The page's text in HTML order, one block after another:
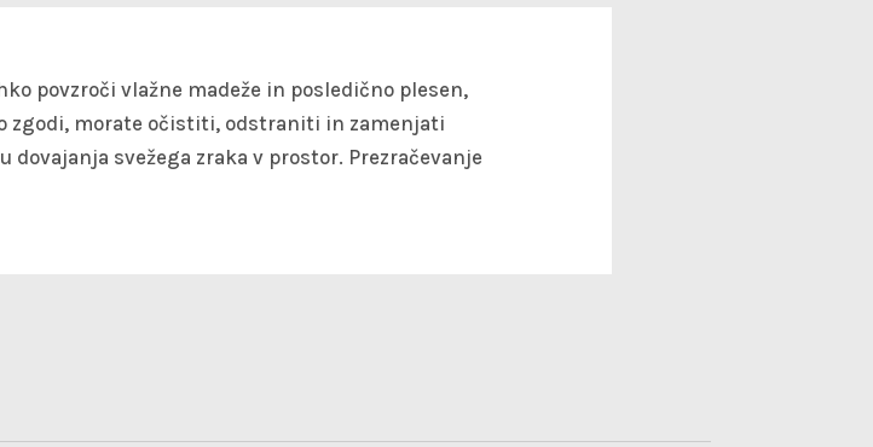
povzroči vlažne madeže in posledično plesen,
zgodi, morate očistiti, odstraniti in zamenjati
svežega zraka v prostor. Prezračevanje